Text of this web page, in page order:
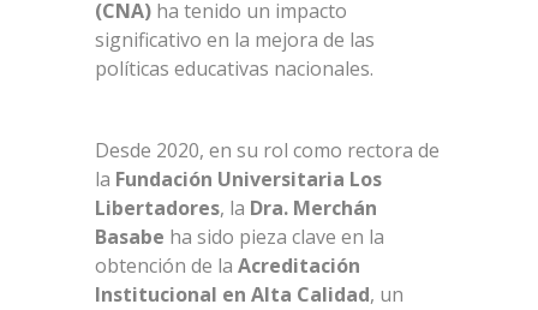
(CNA) ha tenido un impacto
significativo en la mejora de las
políticas educativas nacionales.
Desde 2020, en su rol como rectora de
la Fundación Universitaria Los
Libertadores, la Dra. Merchán
Basabe ha sido pieza clave en la
obtención de la Acreditación
Institucional en Alta Calidad, un